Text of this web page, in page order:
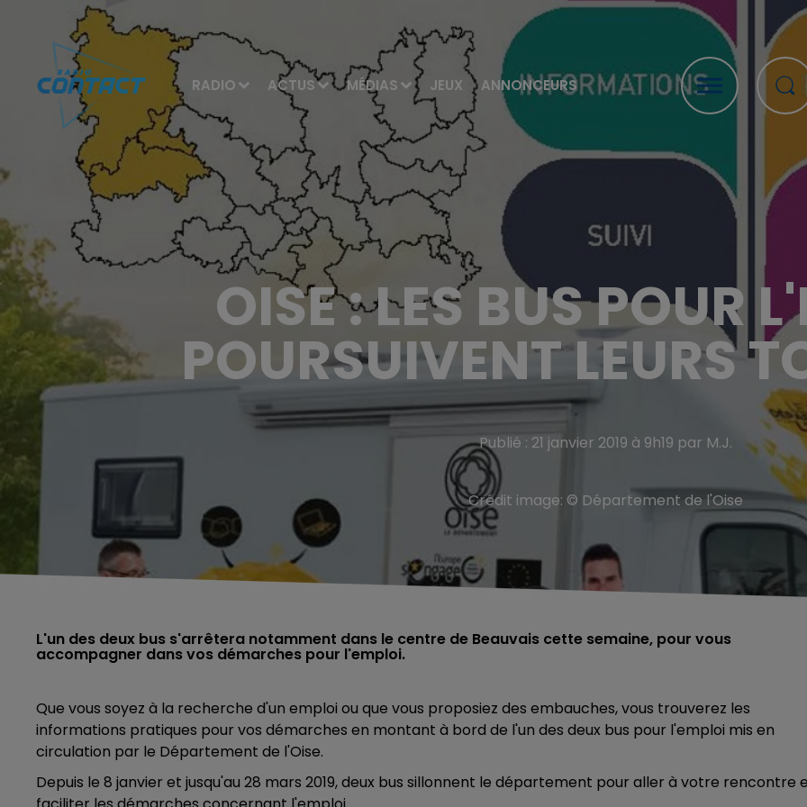
RADIO ACTUS MÉDIAS JEUX ANNONCEURS
OISE : LES BUS POUR
POURSUIVENT LEURS
Publié : 21 janvier 2019 à 9h19 par M.J.
Crédit image: © Département de l'Oise
L'un des deux bus s'arrêtera notamment dans le centre de Beauvais cette semaine, pour vous
accompagner dans vos démarches pour l'emploi.
Que vous soyez à la recherche d'un emploi ou que vous proposiez des embauches, vous trouverez les
informations pratiques pour vos démarches en montant à bord de l'un des deux bus pour l'emploi mis en
circulation par le Département de l'Oise.
Depuis le 8 janvier et jusqu'au 28 mars 2019, deux bus sillonnent le département pour aller à votre rencontre